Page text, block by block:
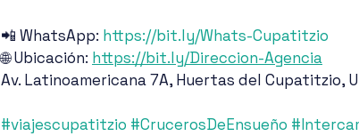
📲 WhatsApp: https://bit.ly/Whats-Cupatitzio
🌐 Ubicación: https://bit.ly/Direccion-Agencia
Av. Latinoamericana 7A, Huertas del Cupatitzio,
#viajescupatitzio #CrucerosDeEnsueño